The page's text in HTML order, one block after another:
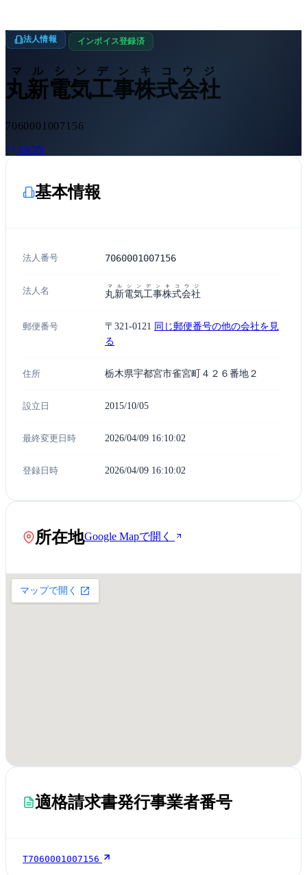
法人情報 インボイス登録済
丸新電気工事株式会社
マルシンデンキコウジ
7060001007156
JSON
基本情報
法人番号 7060001007156
法人名 丸新電気工事株式会社
マルシンデンキコウジ
郵便番号 〒321-0121 同じ郵便番号の他の会社を見
る
住所 栃木県宇都宮市雀宮町４２６番地２
設立日 2015/10/05
最終変更日時 2026/04/09 16:10:02
登録日時 2026/04/09 16:10:02
所在地Google Mapで開く
適格請求書発行事業者番号
T7060001007156